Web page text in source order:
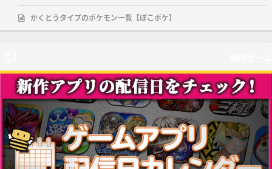
かくとうタイプのポケモン一覧【ぽこポケ】